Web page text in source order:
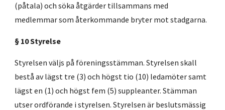
(påtala) och söka åtgärder tillsammans med
medlemmar som återkommande bryter mot stadgarna.
§ 10 Styrelse
Styrelsen väljs på föreningsstämman. Styrelsen skall
bestå av lägst tre (3) och högst tio (10) ledamöter samt
lägst en (1) och högst fem (5)​ suppleanter. Stämman
utser ordförande i styrelsen. Styrelsen är beslutsmässig